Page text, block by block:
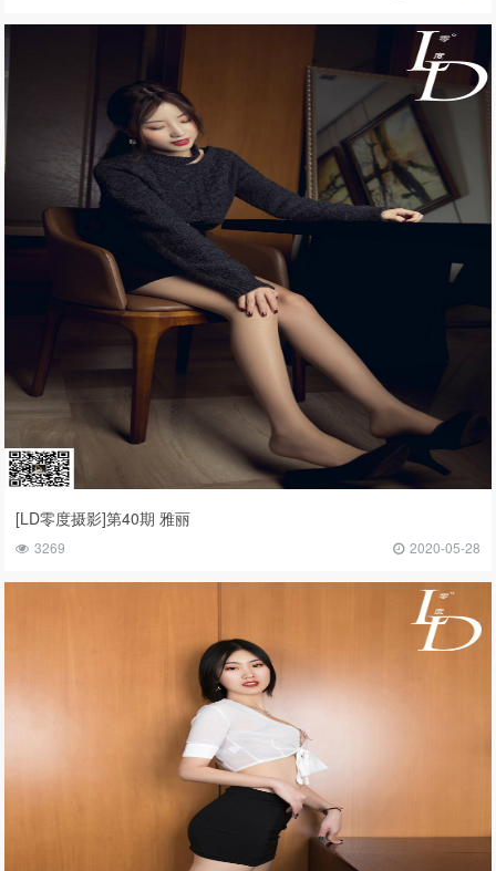
[LD零度摄影]第40期 雅丽
3269 2020-05-28